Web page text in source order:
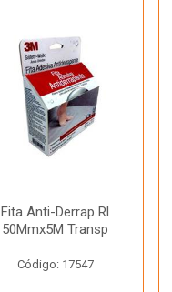
Fita Anti-Derrap Rl
50Mmx5M Transp
Código: 17547